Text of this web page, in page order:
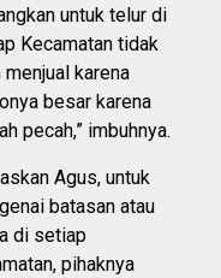
untuk telur di
Kecamatan tidak
menjual karena
besar karena
pecah,” imbuhnya.
Agus, untuk
batasan atau
di setiap
pihaknya